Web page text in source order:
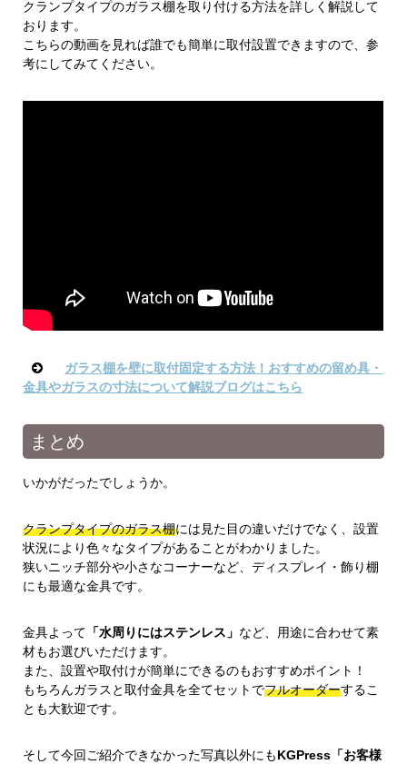
クランプタイプのガラス棚を取り付ける方法を詳しく解説して
おります。
こちらの動画を見れば誰でも簡単に取付設置できますので、参
考にしてみてください。
ガラス棚を壁に取付固定する方法！おすすめの留め具・
金具やガラスの寸法について解説ブログはこちら
まとめ
いかがだったでしょうか。
クランプタイプのガラス棚には見た目の違いだけでなく、設置
状況により色々なタイプがあることがわかりました。
狭いニッチ部分や小さなコーナーなど、ディスプレイ・飾り棚
にも最適な金具です。
金具よって 「水周りにはステンレス」 など、用途に合わせて素
材もお選びいただけます。
また、設置や取付けが簡単にできるのもおすすめポイント！
もちろんガラスと取付金具を全てセットでフルオーダーするこ
とも大歓迎です。
そして今回ご紹介できなかった写真以外にもKGPress「お客様